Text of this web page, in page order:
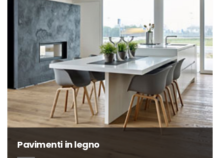
Pavimenti in legno